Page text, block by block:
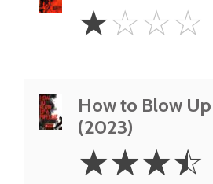
Star
☆☆☆☆
How to Blow
(2023)
3.5
Stars
☆☆☆☆